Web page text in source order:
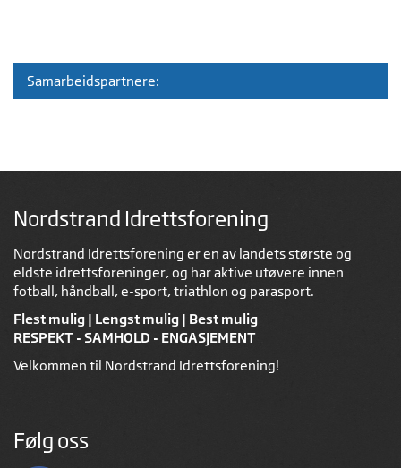
Samarbeidspartnere:
Nordstrand Idrettsforening
Nordstrand Idrettsforening er en av landets største og
eldste idrettsforeninger, og har aktive utøvere innen
fotball, håndball, e-sport, triathlon og parasport.
Flest mulig | Lengst mulig | Best mulig
RESPEKT - SAMHOLD - ENGASJEMENT
Velkommen til Nordstrand Idrettsforening!
Følg oss